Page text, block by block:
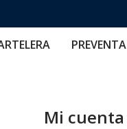
PREVENTA
Mi cuenta